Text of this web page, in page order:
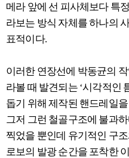
메라 앞에 선 피사체보다 특
라보는 방식 자체를 하나의
표적이다.
이러한 연장선에 박동균의
라볼 때 발견되는 ‘시각적인
돕기 위해 제작된 핸드레일
그저 그런 철골구조에 불과
찍었을 뿐인데 유기적인 구
로보의 발광 순간을 포착한